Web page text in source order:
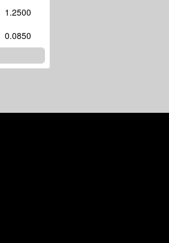
1.2500
0.0850